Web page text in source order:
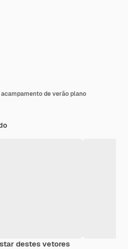
de verão plano
destes vetores